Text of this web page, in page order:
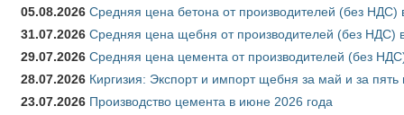
05.08.2026 Средняя цена бетона от производителей (без НДС)
31.07.2026 Средняя цена щебня от производителей (без НДС)
29.07.2026 Средняя цена цемента от производителей (без
28.07.2026 Киргизия: Экспорт и импорт щебня за май и за
23.07.2026 Производство цемента в июне 2026 года